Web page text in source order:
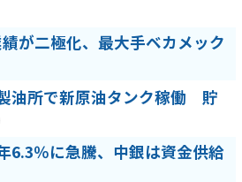
が二極化、最大手ベカメック
油所で新原油タンク稼働 貯
6.3％に急騰、中銀は資金供給